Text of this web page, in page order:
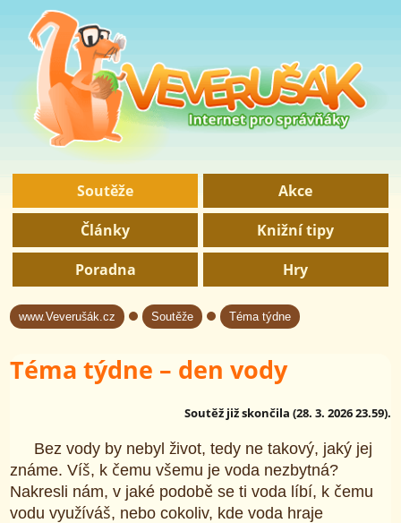
Soutěže Akce
Články Knižní tipy
Poradna Hry
www.Veverušák.cz→ Soutěže→ Téma týdne
Téma týdne – den vody
Soutěž již skončila (28. 3. 2026 23.59).
Bez vody by nebyl život, tedy ne takový, jaký jej
známe. Víš, k čemu všemu je voda nezbytná?
Nakresli nám, v jaké podobě se ti voda líbí, k čemu
vodu využíváš, nebo cokoliv, kde voda hraje